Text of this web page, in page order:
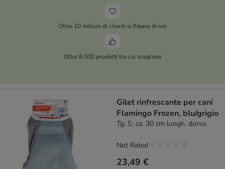
Oltre 10 milioni di clienti si fidano di noi
Oltre 8.000 prodotti tra cui scegliere
Gilet rinfrescante per cani
Flamingo Frozen, blu/grigio
Tg. S: ca. 30 cm lungh. dorso
23,49 €
Not Rated